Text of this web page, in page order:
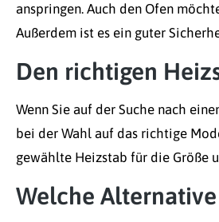
anspringen. Auch den Ofen
Außerdem ist es ein guter
Den richtigen
Wenn Sie auf der Suche nach
bei der Wahl auf das richtige
gewählte Heizstab für die Größe
Welche Alternative